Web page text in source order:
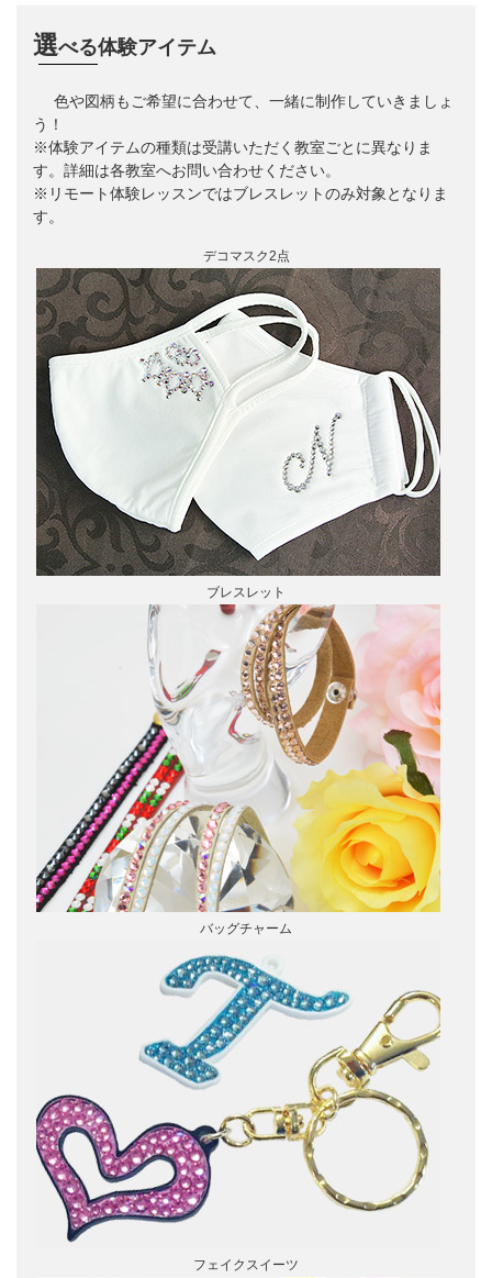
選べる体験アイテム
色や図柄もご希望に合わせて、一緒に制作していきましょ
う！
※体験アイテムの種類は受講いただく教室ごとに異なりま
す。詳細は各教室へお問い合わせください。
※リモート体験レッスンではブレスレットのみ対象となりま
す。
デコマスク2点
ブレスレット
バッグチャーム
フェイクスイーツ